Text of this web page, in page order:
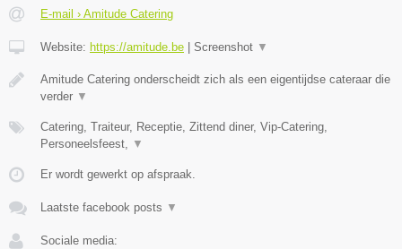
E-mail › Amitude Catering
Website: https://amitude.be Screenshot ▼
Amitude Catering onderscheidt zich als een eigentijdse cateraar die
verder ▼
Catering, Traiteur, Receptie, Zittend diner, Vip-Catering,
Personeelsfeest, ▼
Er wordt gewerkt op afspraak.
Laatste facebook posts ▼
Sociale media: